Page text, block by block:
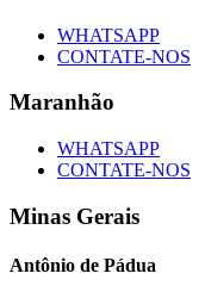
WHATSAPP
CONTATE-NOS
Maranhão
WHATSAPP
CONTATE-NOS
Minas Gerais
Antônio de Pádua